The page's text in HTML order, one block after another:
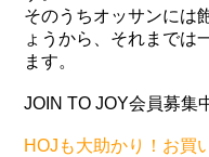
そのうちオッサンには
ょうから、それまでは
ます。
JOIN TO JOY会員募集
HOJも大助かり！お買